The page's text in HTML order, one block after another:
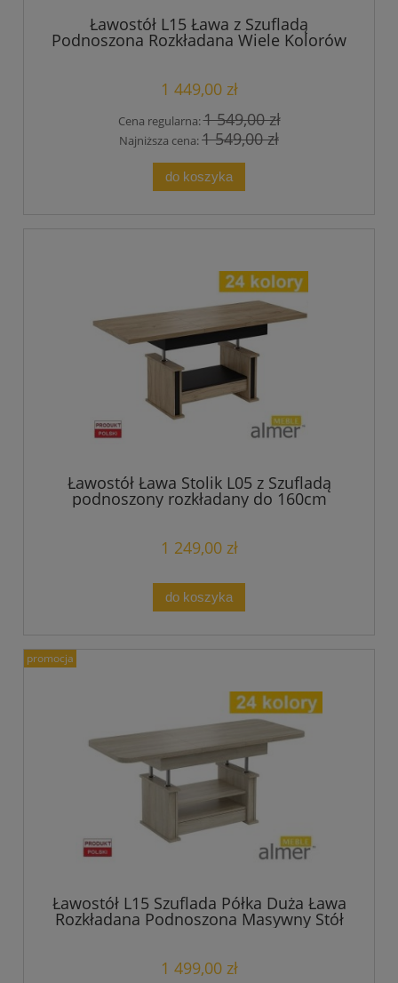
Ławostół L15 Ława z Szufladą
Podnoszona Rozkładana Wiele Kolorów
1 449,00 zł
Cena regularna:1 549,00 zł
Najniższa cena:1 549,00 zł
do koszyka
Ławostół Ława Stolik L05 z Szufladą
podnoszony rozkładany do 160cm
1 249,00 zł
do koszyka
Ławostół L15 Szuflada Półka Duża Ława
Rozkładana Podnoszona Masywny Stół
1 499,00 zł
promocja